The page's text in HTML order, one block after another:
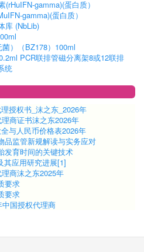
gamma)(蛋白质）
gamma)(蛋白质）
库 (NbLib)
）（BZ178）100ml
PCR联排管磁分离架8或12联排
统
授权书_沫之东_2026年
商证书沫之东2026年
与人民币价格表2026年
品监管新规解读与实务应对
发育时间的关键技术
其应用研究进展[1]
商沫之东2025年
要求
要求
中国授权代理商